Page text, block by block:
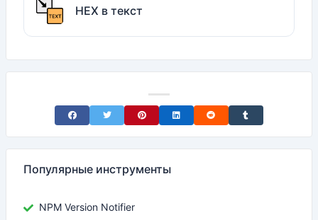
HEX в текст
Share on Facebook
Share on TwitterShare on Pinterest
Share on LinkedIn
Share on RedditShare on Tumblr
Популярные инструменты
NPM Version Notifier